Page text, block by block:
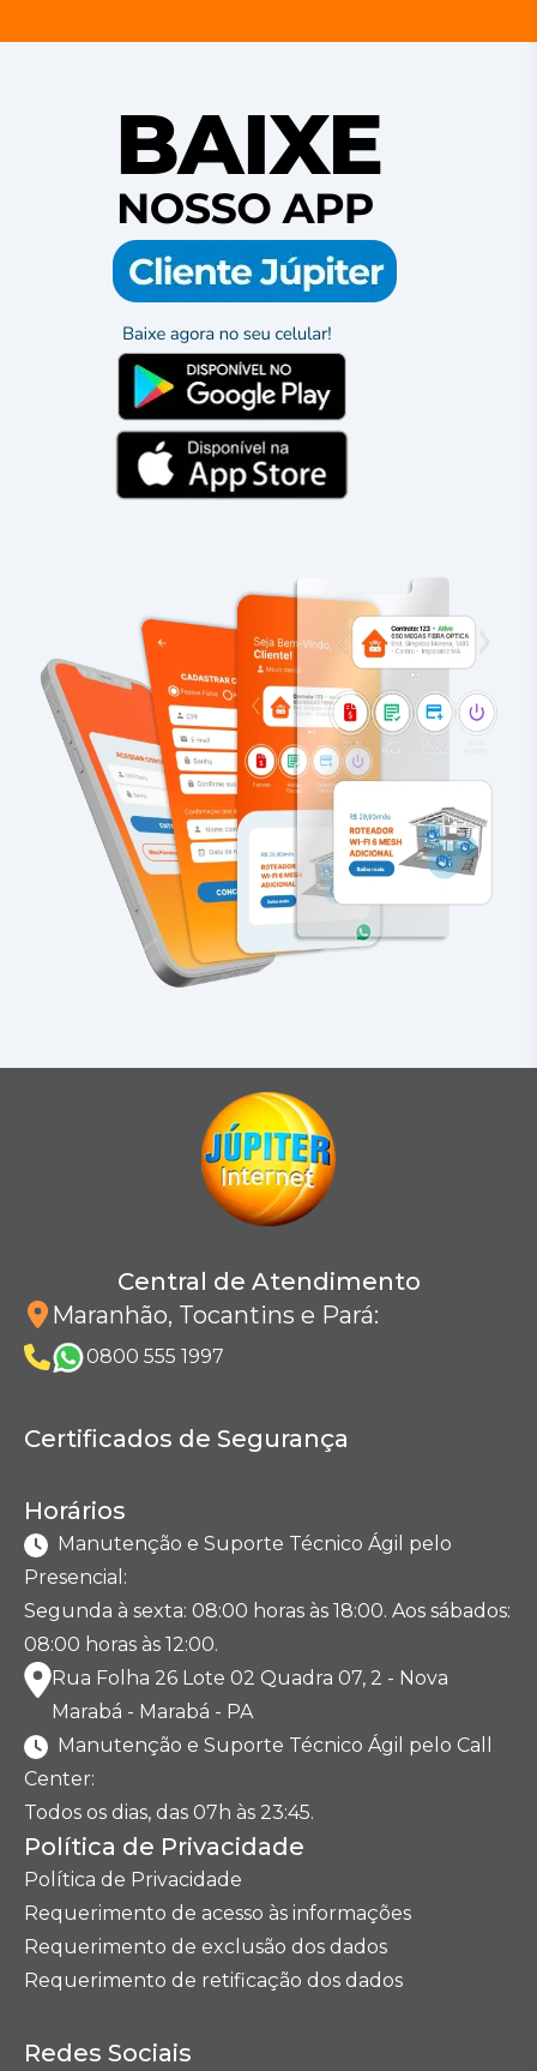
Central de Atendimento
Maranhão, Tocantins e Pará:
0800 555 1997
Certificados de Segurança
Horários
Manutenção e Suporte Técnico Ágil pelo
Presencial:
Segunda à sexta: 08:00 horas às 18:00. Aos sábados:
08:00 horas às 12:00.
Rua Folha 26 Lote 02 Quadra 07, 2 - Nova
Marabá - Marabá - PA
Manutenção e Suporte Técnico Ágil pelo Call
Center:
Todos os dias, das 07h às 23:45.
Política de Privacidade
Política de Privacidade
Requerimento de acesso às informações
Requerimento de exclusão dos dados
Requerimento de retificação dos dados
Redes Sociais